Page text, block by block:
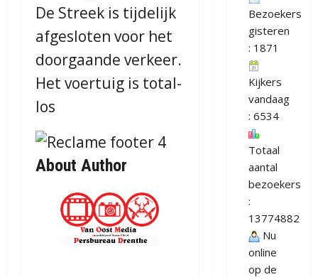
De Streek is tijdelijk
afgesloten voor het
doorgaande verkeer.
Het voertuig is total-
los
About Author
Bezoekers
gisteren
: 1871
Kijkers
vandaag
: 6534
Totaal
aantal
bezoekers
:
13774882
Nu
online
op de